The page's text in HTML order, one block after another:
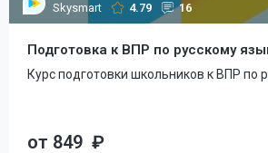
Skysmart 4.79 16
Подготовка к ВПР по русскому
Курс подготовки школьников к ВПР по
от 849 ₽